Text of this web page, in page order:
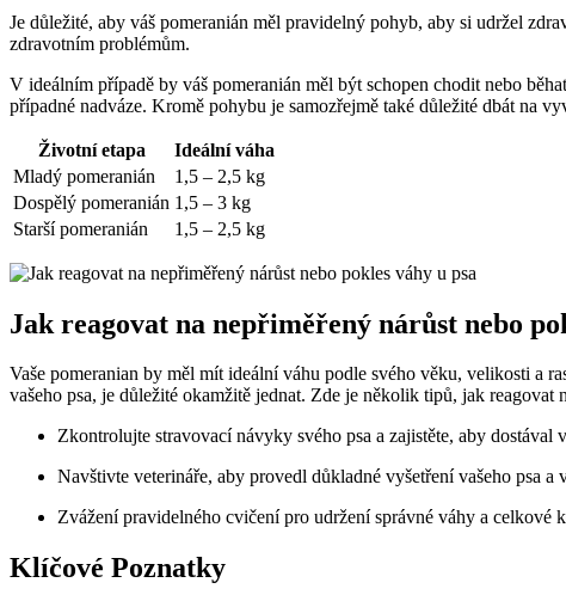
Je ⁢důležité, aby‌ váš pomeranián měl‌ pravidelný pohyb, aby ⁤si⁢ udržel
⁣zdravotním problémům.
V ⁣ideálním případě by váš pomeranián měl být schopen‌ chodit nebo⁤
případné nadváze. ⁣Kromě ⁣pohybu⁣ je⁢ samozřejmě také důležité dbát na
Životní etapa
Ideální váha
Mladý pomeranián
1,5 – 2,5 kg
Dospělý pomeranián 1,5 – 3 kg
Starší pomeranián
1,5 – ⁤2,5 ⁤kg
Jak reagovat ⁣na nepřiměřený nárůst nebo
Vaše pomeranian ⁢by měl ‌mít ideální váhu​ podle svého ⁢věku, ⁤velikosti a
vašeho psa,‍ je důležité okamžitě ⁣jednat. Zde je několik tipů, jak reagovat
Zkontrolujte stravovací ​návyky ‌svého psa a zajistěte, ‌aby ​dostával
Navštivte veterináře,‍ aby‌ provedl důkladné vyšetření vašeho psa⁢
Zvážení pravidelného cvičení pro udržení⁣ správné váhy a⁤ celkové
Klíčové Poznatky